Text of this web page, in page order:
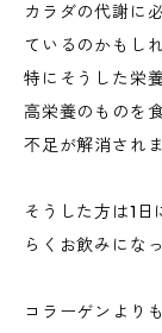
カラダの代謝に
ているのかもし
特にそうした栄
高栄養のものを
不足が解消されま
そうした方は1
らくお飲みにな
コラーゲンより